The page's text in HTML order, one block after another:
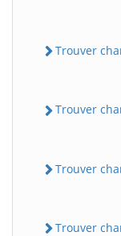
Trouver
Trouver
Trouver
Trouver